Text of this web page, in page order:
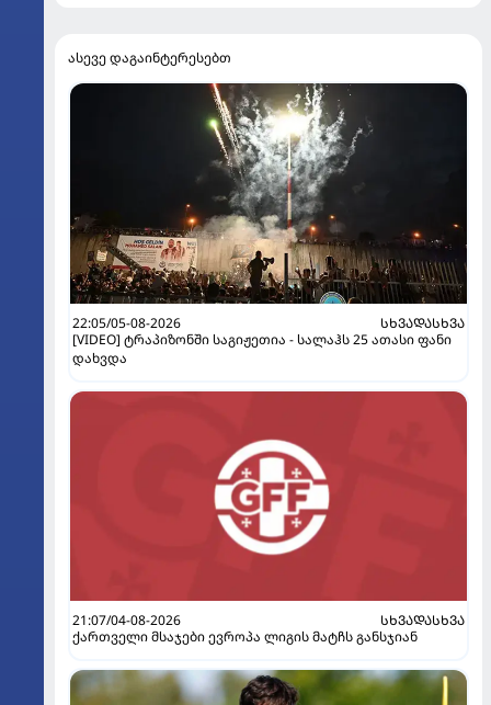
ასევე დაგაინტერესებთ
22:05/05-08-2026
ᲡᲮᲕᲐᲓᲐᲡᲮᲕᲐ
[VIDEO] ტრაპიზონში საგიჟეთია - სალაჰს 25 ათასი ფანი
დახვდა
21:07/04-08-2026
ᲡᲮᲕᲐᲓᲐᲡᲮᲕᲐ
ქართველი მსაჯები ევროპა ლიგის მატჩს განსჯიან